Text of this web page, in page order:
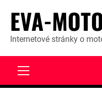
content
EVA-
Internetové stránky o